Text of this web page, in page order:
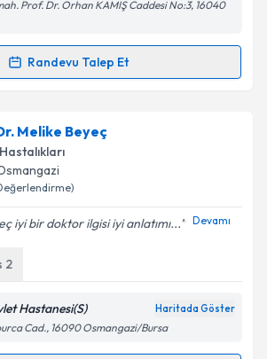
Prof. Dr. Orhan KAMIŞ Caddesi No:3, 16040
Randevu Talep Et
Talebi
Mutluiçin randevu takvimi talebi
bu uzmandan randevu almanız için bir
e-posta ile bilgilendireceğiz.
ve kişisel verilerimin belirtilen
işlenmesini kabul ediyorum.
Melike Beyeç
iyi bir doktor ilgisi iyi anlatımı... Devamı
2
Hastanesi(S) Haritada Göster
Cad., 16090 Osmangazi/Bursa